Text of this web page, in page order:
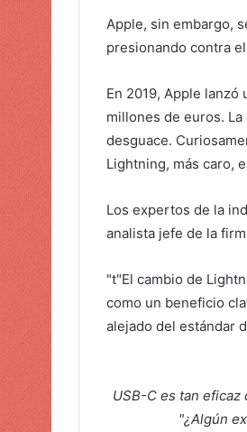
Apple, sin embargo,
presionando contra
En 2019, Apple
millones de euros.
desguace.
Lightning, más caro,
Los expertos de la
analista jefe de la
"t"El cambio de
como un beneficio
alejado del estándar
USB-C es tan
"¿Algún